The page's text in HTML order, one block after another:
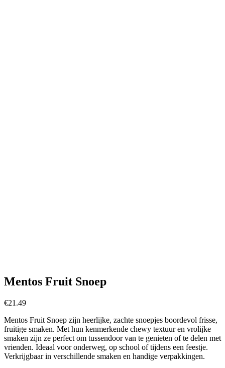
Mentos Fruit Snoep
€21.49
Mentos Fruit Snoep zijn heerlijke, zachte snoepjes boordevol frisse,
fruitige smaken. Met hun kenmerkende chewy textuur en vrolijke
smaken zijn ze perfect om tussendoor van te genieten of te delen met
vrienden. Ideaal voor onderweg, op school of tijdens een feestje.
Verkrijgbaar in verschillende smaken en handige verpakkingen.